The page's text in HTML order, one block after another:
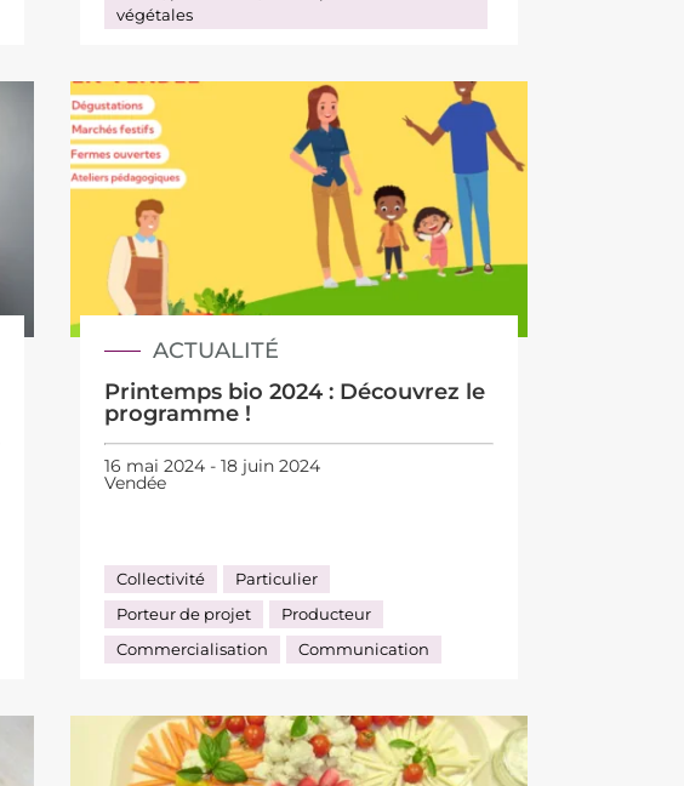
végétales
ACTUALITÉ
Printemps bio 2024 : Découvrez le
programme !
16 mai 2024 - 18 juin 2024
Vendée
Collectivité
Particulier
Porteur de projet
Producteur
Commercialisation
Communication